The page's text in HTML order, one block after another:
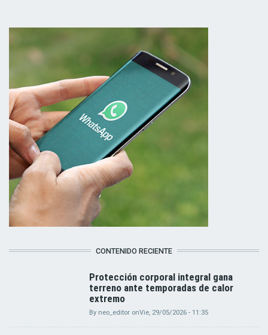
CONTENIDO RECIENTE
Protección corporal integral gana
terreno ante temporadas de calor
extremo
By neo_editor onVie, 29/05/2026 - 11:35